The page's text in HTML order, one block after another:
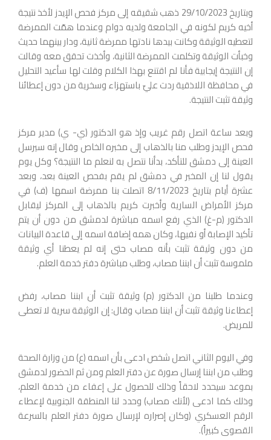
وبتاريخ 29/10/2023 ذهب شقيقه إلى مركز فحص الإيدز لأخذ نتيجة
أخيه كريم لكونه في الجامعة ولديه دوام وعندما همّت الممرضة
لتعطيه الوثيقة وكانت بيدها نادتها ممرضة ثانية، ودار بينهما حديث
وخبأت الوثيقة وتكلمت الممرضة الثانية، وأخذت تحقق معه وقالت
إن النتيجة إيجابية فأنا لم اقتنع بهذا الكلام وقلت لها سأعيد التحليل
في محافظة اللاذقية ردت عليّ باستهزاء وسخرية من دون إعطائنا
وثيقة تثبت النتيجة.
وبعد ساعة اتصل رقم غريب وإذ هو الدكتور (ي- ي) مدير مركز
فحص الإيدز وطلب منا بالذهاب إلى مخبره الخاص وقال إنه سيرسل
العينة إلى دمشق للتأكد، بدأنا نتصل به لنعلم ما النتيجة؟ وكل يوم
يقول لنا إن المخبر في دمشق لم يقم بفحص العينة بعد، وبعد
عشرة أيام بتاريخ 8/11/2023 اتصلت بنا ممرضة اسمها (ف) في
مركز الأمراض السارية وأخبرت كريم بالذهاب إلى المركز ليقابل
الدكتور (م-غ) الذي رفع اسمه مباشرة لدمشق من دون أن يتم
تأكيد الإصابة أو نفيها، وكان همه إضافة اسمه إلى قاعدة البيانات
من دون وثيقة تثبت بأنه مصاب حتى إنه لم يعطنا أي وثيقة
ملموسة تثبت أن ابننا مصاب، وطلب مباشرة دفتر خدمة العلم.
وعندما طلبنا من الدكتور (م) وثيقة تثبت أن ابننا مصاب، رفض
إعطاءنا وثيقة تثبت أن ابننا مصاب وقال: إن الوثيقة سرية لا تعطى
للمريض.
وفي اليوم الثاني اتصل شخص ادعى بأن اسمه (ع) من وزارة الصحة
وطلب من ابننا إرسال صورة عن دفتر العلم ومن ثم الحضور لدمشق
بموعد سيحدد لاحقاً وذلك للحصول على إعفاء من خدمة العلم،
وذلك كما ادعى (لأنك مصاب) وحدد لنا المنطقة الجنوبية لإعطاء
الرقم العسكري (وكان إصراره لإرسال صورة دفتر العلم بالسرعة
القصوى كبيراً).